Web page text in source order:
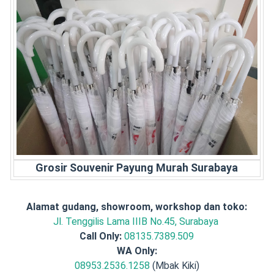
Grosir Souvenir Payung Murah Surabaya
Alamat gudang, showroom, workshop dan toko:
Jl. Tenggilis Lama IIIB No.45, Surabaya
Call Only: 08135.7389.509
WA Only:
08953.2536.1258 (Mbak Kiki)